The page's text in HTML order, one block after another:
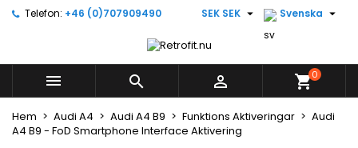
Telefon: +46 (0)707909490 Svenska 
SEK SEK 
   shopping_cart0
Hem Audi A4 Audi A4 B9 Funktions Aktiveringar
Audi
A4 B9 - FoD Smartphone Interface Aktivering
×
add_circle_outlineCreate new list
×
((label))
×
Du måste vara inloggad för att kunna lägga till
produkter i din önskelista.
((cancelText))